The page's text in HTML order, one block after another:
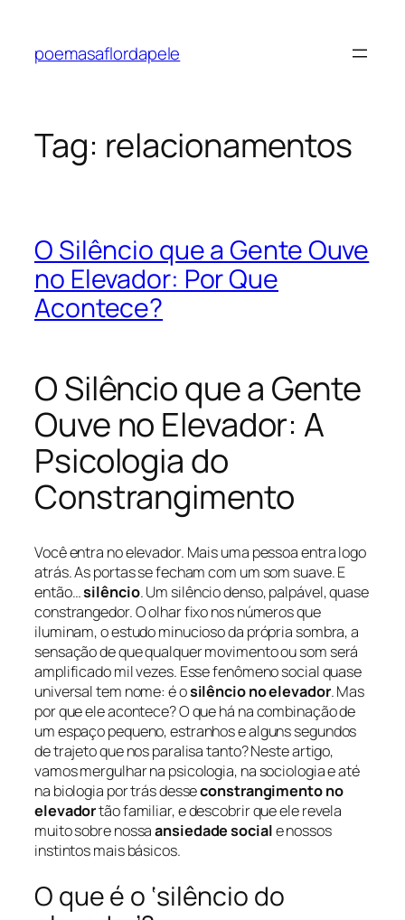
poemasaflordapele
Tag: relacionamentos
O Silêncio que a Gente Ouve
no Elevador: Por Que
Acontece?
O Silêncio que a Gente
Ouve no Elevador: A
Psicologia do
Constrangimento
Você entra no elevador. Mais uma pessoa entra logo
atrás. As portas se fecham com um som suave. E
então…silêncio. Um silêncio denso, palpável, quase
constrangedor. O olhar fixo nos números que
iluminam, o estudo minucioso da própria sombra, a
sensação de que qualquer movimento ou som será
amplificado mil vezes. Esse fenômeno social quase
universal tem nome: é osilêncio no elevador. Mas
por que ele acontece? O que há na combinação de
um espaço pequeno, estranhos e alguns segundos
de trajeto que nos paralisa tanto? Neste artigo,
vamos mergulhar na psicologia, na sociologia e até
na biologia por trás desseconstrangimento no
elevadortão familiar, e descobrir que ele revela
muito sobre nossaansiedade sociale nossos
instintos mais básicos.
O que é o ‘silêncio do